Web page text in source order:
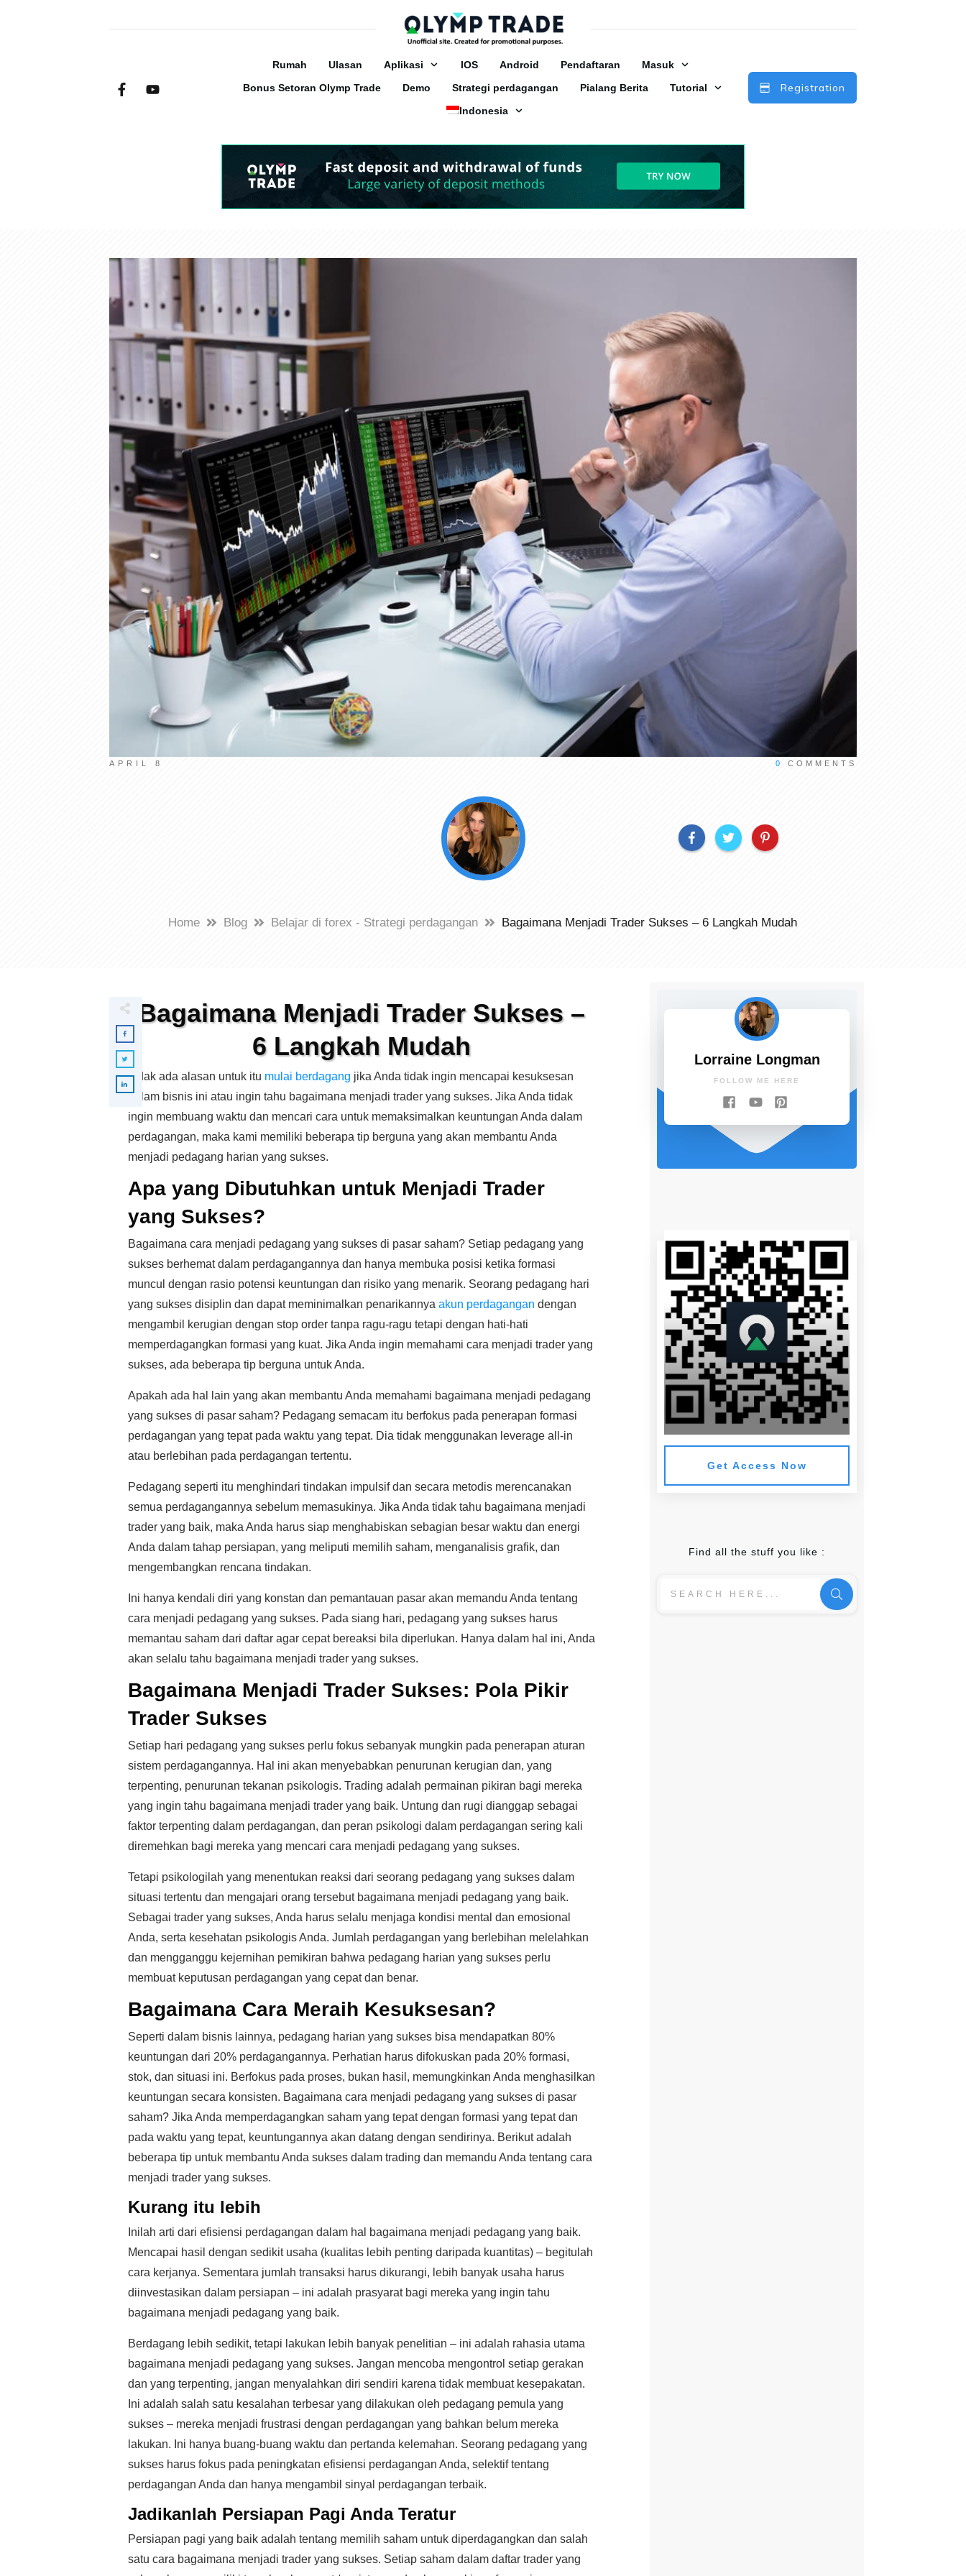
Rumah Ulasan Aplikasi IOS Android Pendaftaran
Masuk
Bonus Setoran Olymp Trade
Demo Strategi perdagangan Pialang Berita
Tutorial
Indonesia
Registration
APRIL 8 0 COMMENTS
Lorraine Longman
Home Blog Belajar di forex - Strategi perdagangan Bagaimana Menjadi Trader Sukses – 6 Langkah Mudah
Bagaimana Menjadi Trader Sukses –
6 Langkah Mudah
Tidak ada alasan untuk itu mulai berdagang jika Anda tidak ingin mencapai kesuksesan
dalam bisnis ini atau ingin tahu bagaimana menjadi trader yang sukses. Jika Anda tidak
ingin membuang waktu dan mencari cara untuk memaksimalkan keuntungan Anda dalam
perdagangan, maka kami memiliki beberapa tip berguna yang akan membantu Anda
menjadi pedagang harian yang sukses.
Apa yang Dibutuhkan untuk Menjadi Trader
yang Sukses?
Bagaimana cara menjadi pedagang yang sukses di pasar saham? Setiap pedagang yang
sukses berhemat dalam perdagangannya dan hanya membuka posisi ketika formasi
muncul dengan rasio potensi keuntungan dan risiko yang menarik. Seorang pedagang hari
yang sukses disiplin dan dapat meminimalkan penarikannya akun perdagangan dengan
mengambil kerugian dengan stop order tanpa ragu-ragu tetapi dengan hati-hati
memperdagangkan formasi yang kuat. Jika Anda ingin memahami cara menjadi trader yang
sukses, ada beberapa tip berguna untuk Anda.
Apakah ada hal lain yang akan membantu Anda memahami bagaimana menjadi pedagang
yang sukses di pasar saham? Pedagang semacam itu berfokus pada penerapan formasi
perdagangan yang tepat pada waktu yang tepat. Dia tidak menggunakan leverage all-in
atau berlebihan pada perdagangan tertentu.
Pedagang seperti itu menghindari tindakan impulsif dan secara metodis merencanakan
semua perdagangannya sebelum memasukinya. Jika Anda tidak tahu bagaimana menjadi
trader yang baik, maka Anda harus siap menghabiskan sebagian besar waktu dan energi
Anda dalam tahap persiapan, yang meliputi memilih saham, menganalisis grafik, dan
mengembangkan rencana tindakan.
Ini hanya kendali diri yang konstan dan pemantauan pasar akan memandu Anda tentang
cara menjadi pedagang yang sukses. Pada siang hari, pedagang yang sukses harus
memantau saham dari daftar agar cepat bereaksi bila diperlukan. Hanya dalam hal ini, Anda
akan selalu tahu bagaimana menjadi trader yang sukses.
Bagaimana Menjadi Trader Sukses: Pola Pikir
Trader Sukses
Setiap hari pedagang yang sukses perlu fokus sebanyak mungkin pada penerapan aturan
sistem perdagangannya. Hal ini akan menyebabkan penurunan kerugian dan, yang
terpenting, penurunan tekanan psikologis. Trading adalah permainan pikiran bagi mereka
yang ingin tahu bagaimana menjadi trader yang baik. Untung dan rugi dianggap sebagai
faktor terpenting dalam perdagangan, dan peran psikologi dalam perdagangan sering kali
diremehkan bagi mereka yang mencari cara menjadi pedagang yang sukses.
Tetapi psikologilah yang menentukan reaksi dari seorang pedagang yang sukses dalam
situasi tertentu dan mengajari orang tersebut bagaimana menjadi pedagang yang baik.
Sebagai trader yang sukses, Anda harus selalu menjaga kondisi mental dan emosional
Anda, serta kesehatan psikologis Anda. Jumlah perdagangan yang berlebihan melelahkan
dan mengganggu kejernihan pemikiran bahwa pedagang harian yang sukses perlu
membuat keputusan perdagangan yang cepat dan benar.
Bagaimana Cara Meraih Kesuksesan?
Seperti dalam bisnis lainnya, pedagang harian yang sukses bisa mendapatkan 80%
keuntungan dari 20% perdagangannya. Perhatian harus difokuskan pada 20% formasi,
stok, dan situasi ini. Berfokus pada proses, bukan hasil, memungkinkan Anda menghasilkan
keuntungan secara konsisten. Bagaimana cara menjadi pedagang yang sukses di pasar
saham? Jika Anda memperdagangkan saham yang tepat dengan formasi yang tepat dan
pada waktu yang tepat, keuntungannya akan datang dengan sendirinya. Berikut adalah
beberapa tip untuk membantu Anda sukses dalam trading dan memandu Anda tentang cara
menjadi trader yang sukses.
Kurang itu lebih
Inilah arti dari efisiensi perdagangan dalam hal bagaimana menjadi pedagang yang baik.
Mencapai hasil dengan sedikit usaha (kualitas lebih penting daripada kuantitas) – begitulah
cara kerjanya. Sementara jumlah transaksi harus dikurangi, lebih banyak usaha harus
diinvestasikan dalam persiapan – ini adalah prasyarat bagi mereka yang ingin tahu
bagaimana menjadi pedagang yang baik.
Berdagang lebih sedikit, tetapi lakukan lebih banyak penelitian – ini adalah rahasia utama
bagaimana menjadi pedagang yang sukses. Jangan mencoba mengontrol setiap gerakan
dan yang terpenting, jangan menyalahkan diri sendiri karena tidak membuat kesepakatan.
Ini adalah salah satu kesalahan terbesar yang dilakukan oleh pedagang pemula yang
sukses – mereka menjadi frustrasi dengan perdagangan yang bahkan belum mereka
lakukan. Ini hanya buang-buang waktu dan pertanda kelemahan. Seorang pedagang yang
sukses harus fokus pada peningkatan efisiensi perdagangan Anda, selektif tentang
perdagangan Anda dan hanya mengambil sinyal perdagangan terbaik.
Jadikanlah Persiapan Pagi Anda Teratur
Persiapan pagi yang baik adalah tentang memilih saham untuk diperdagangkan dan salah
satu cara bagaimana menjadi trader yang sukses. Setiap saham dalam daftar trader yang
Lorraine Longman
FOLLOW ME HERE
Get Access Now
Find all the stuff you like :